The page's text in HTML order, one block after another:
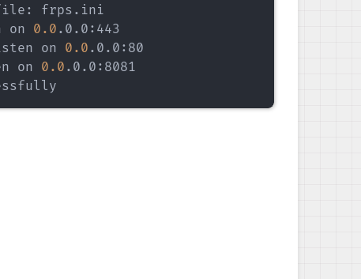
on 0.0
on 0.0
on 0.0